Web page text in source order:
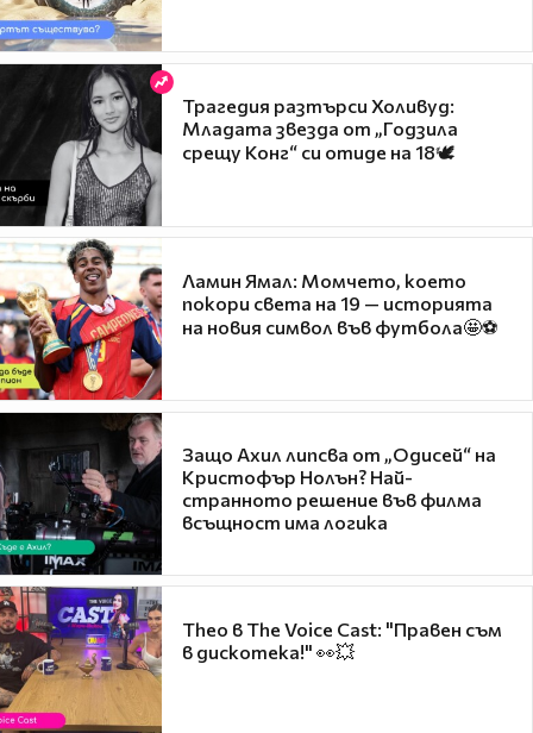
Трагедия разтърси Холивуд:
Младата звезда от „Годзила
срещу Конг“ си отиде на 18🕊️
Ламин Ямал: Момчето, което
покори света на 19 — историята
на новия символ във футбола🤩⚽
Защо Ахил липсва от „Одисей“ на
Кристофър Нолън? Най-
странното решение във филма
всъщност има логика
Theo в The Voice Cast: "Правен съм
в дискотека!" 👀💥